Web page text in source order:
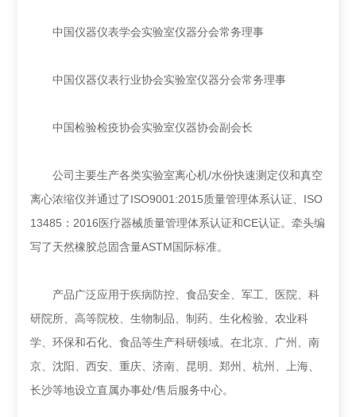
中国仪器仪表学会实验室仪器分会常务理事
中国仪器仪表行业协会实验室仪器分会常务理事
中国检验检疫协会实验室仪器协会副会长
公司主要生产各类实验室离心机/水份快速测定仪和真空
离心浓缩仪并通过了ISO9001:2015质量管理体系认证、ISO
13485：2016医疗器械质量管理体系认证和CE认证。牵头编
写了天然橡胶总固含量ASTM国际标准。
产品广泛应用于疾病防控、食品安全、军工、医院、科
研院所、高等院校、生物制品、制药、生化检验、农业科
学、环保和石化、食品等生产科研领域。在北京、广州、南
京、沈阳、西安、重庆、济南、昆明、郑州、杭州、上海、
长沙等地设立直属办事处/售后服务中心。